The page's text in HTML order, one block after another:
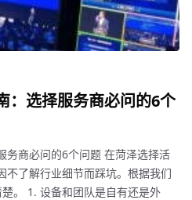
：选择服务商必问的6个
务商必问的6个问题 在菏泽选择活
不了解行业细节而踩坑。根据我们
。 1. 设备和团队是自有还是外